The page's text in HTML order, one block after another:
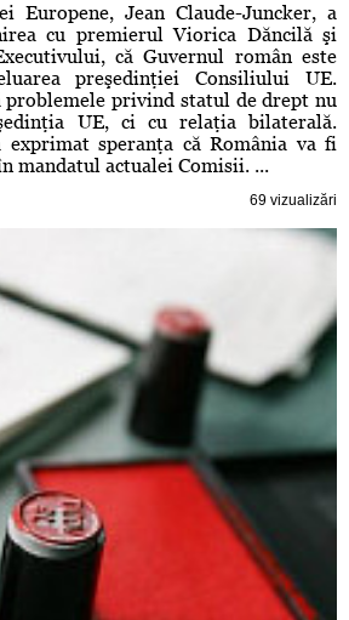
Europene, Jean Claude-Juncker, a
cu premierul Viorica Dăncilă şi
că Guvernul român este
preşedinţiei Consiliului UE.
problemele privind statul de drept nu
UE, ci cu relaţia bilaterală.
exprimat speranţa că România va fi
mandatul actualei Comisii. ...
69 vizualizări